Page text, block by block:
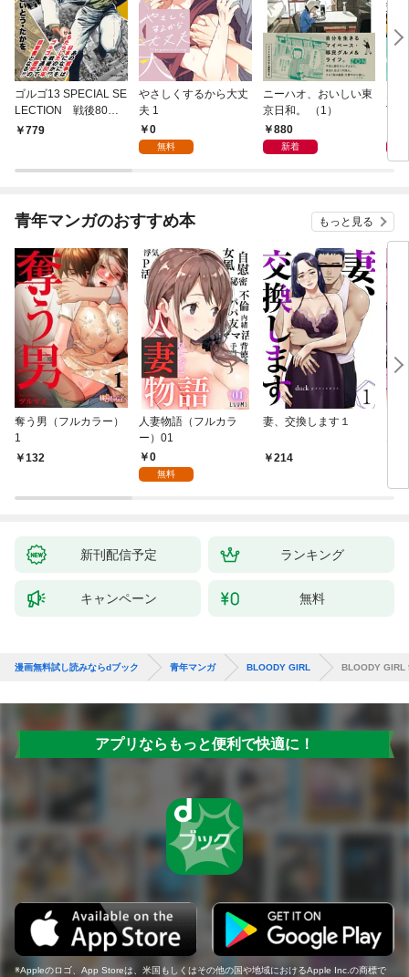
ゴルゴ13 SPECIAL SE
LECTION 戦後80年
の光と陰
779
やさしくするから大丈
夫 1
0
無料
ニーハオ、おいしい東
京日和。 （1）
880
新着
TY
青年マンガのおすすめ本 もっと見る
奪う男（フルカラー）
1
132
人妻物語（フルカラ
ー）01
0
無料
妻、交換します１
214
な
新刊配信予定 ランキング
キャンペーン 無料
漫画無料試し読みならdブック 青年マンガ BLOODY GIRL BLOODY GIRL
アプリならもっと便利で快適に！
Appleのロゴ、App Storeは、米国もしくはその他の国や地域におけるApple Inc.の商標で